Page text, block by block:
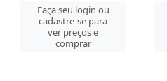
Faça seu login ou
cadastre-se para
ver preços e
comprar